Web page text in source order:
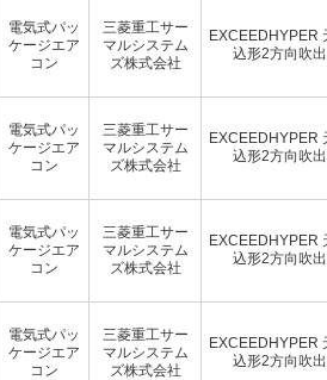
電気式パッ
ケージエア
コン
三菱重工サー
マルシステム
ズ株式会社
EXCEEDHYPER
込形2方向吹
電気式パッ
ケージエア
コン
三菱重工サー
マルシステム
ズ株式会社
EXCEEDHYPER
込形2方向吹
電気式パッ
ケージエア
コン
三菱重工サー
マルシステム
ズ株式会社
EXCEEDHYPER
込形2方向吹
電気式パッ
ケージエア
コン
三菱重工サー
マルシステム
ズ株式会社
EXCEEDHYPER
込形2方向吹